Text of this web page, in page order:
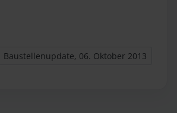
Nächster Beitrag: Baustellenupdate, 06.
Baustellenupdate, 06. Oktober 2013